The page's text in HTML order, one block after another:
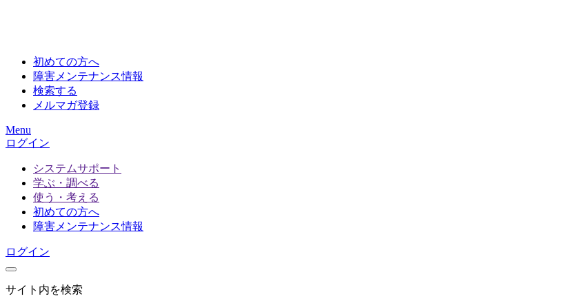
初めての方へ
障害メンテナンス情報
検索する
メルマガ登録
Menu
ログイン
システムサポート
学ぶ・調べる
使う・考える
初めての方へ
障害メンテナンス情報
ログイン
サイト内を検索